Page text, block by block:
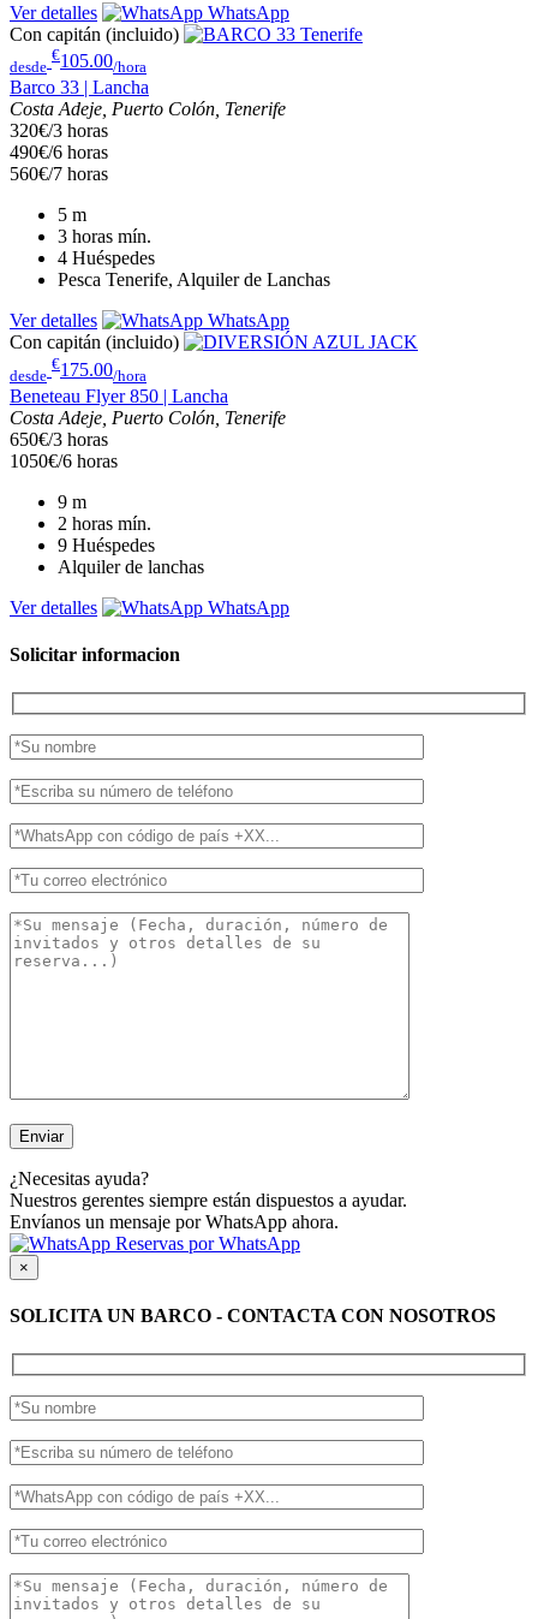
Ver detalles
WhatsApp
Con capitán (incluido)
desde
€105.00/hora
Barco 33 | Lancha
Costa Adeje, Puerto Colón, Tenerife
320€/3 horas
490€/6 horas
560€/7 horas
5 m
3 horas mín.
4 Huéspedes
Pesca Tenerife, Alquiler de Lanchas
Ver detalles
WhatsApp
Con capitán (incluido)
desde
€175.00/hora
Beneteau Flyer 850 | Lancha
Costa Adeje, Puerto Colón, Tenerife
650€/3 horas
1050€/6 horas
9 m
2 horas mín.
9 Huéspedes
Alquiler de lanchas
Ver detalles
WhatsApp
Solicitar informacion
¿Necesitas ayuda?
Nuestros gerentes siempre están dispuestos a ayudar.
Envíanos un mensaje por WhatsApp ahora.
Reservas por WhatsApp
×
SOLICITA UN BARCO - CONTACTA CON NOSOTROS